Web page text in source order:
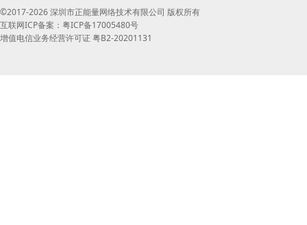
©2017-2026 深圳市正能量网络技术有限公司 版权所有
互联网ICP备案：粤ICP备17005480号
增值电信业务经营许可证 粤B2-20201131